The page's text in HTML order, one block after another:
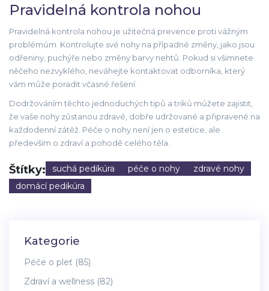
Pravidelná kontrola nohou
Pravidelná kontrola nohou je užitečná prevence proti vážným
problémům. Kontrolujte své nohy na případné změny, jako jsou
odřeniny, puchýře nebo změny barvy nehtů. Pokud si všimnete
něčeho nezvyklého, neváhejte kontaktovat odborníka, který
vám může poradit včasné řešení.
Dodržováním těchto jednoduchých tipů a triků můžete zajistit,
že vaše nohy zůstanou zdravé, dobře udržované a připravené na
každodenní zátěž. Péče o nohy není jen o estetice, ale
především o zdraví a pohodě celého těla.
Štítky: suchá pedikúra péče o nohy
zdravé nohy
domácí pedikúra
Kategorie
Péče o pleť (85)
Zdraví a wellness (82)